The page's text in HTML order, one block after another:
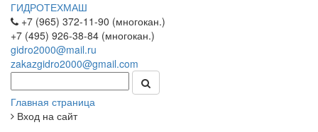
ГИДРОТЕХМАШ
+7 (965) 372-11-90 (многокан.)
+7 (495) 926-38-84 (многокан.)
gidro2000@mail.ru
zakazgidro2000@gmail.com
Главная страница
Вход на сайт